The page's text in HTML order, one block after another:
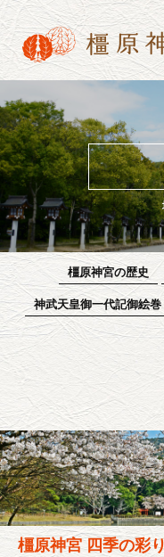
橿原神宮の歴史
神武天皇御一代記御絵巻
橿原神宮 四季の彩